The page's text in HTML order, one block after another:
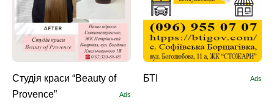
Студія краси “Beauty of
Provence”
Ads
БТІ Ads